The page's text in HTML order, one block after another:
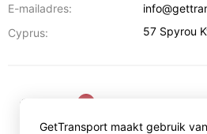
E-mailadres:
Cyprus:
57 Spyrou
€
GetTransport maakt gebruik